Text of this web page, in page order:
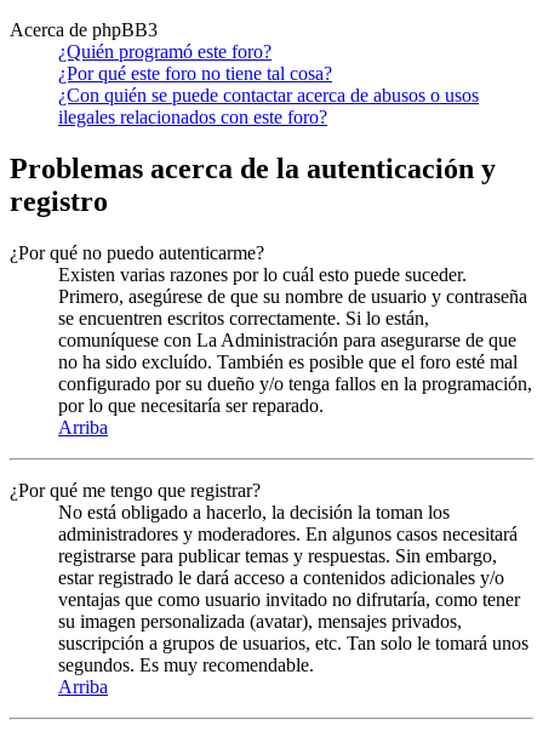
Acerca de phpBB3
¿Quién programó este foro?
¿Por qué este foro no tiene tal cosa?
¿Con quién se puede contactar acerca de abusos o usos
ilegales relacionados con este foro?
Problemas acerca de la autenticación y
registro
¿Por qué no puedo autenticarme?
Existen varias razones por lo cuál esto puede suceder.
Primero, asegúrese de que su nombre de usuario y contraseña
se encuentren escritos correctamente. Si lo están,
comuníquese con La Administración para asegurarse de que
no ha sido excluído. También es posible que el foro esté mal
configurado por su dueño y/o tenga fallos en la programación,
por lo que necesitaría ser reparado.
Arriba
¿Por qué me tengo que registrar?
No está obligado a hacerlo, la decisión la toman los
administradores y moderadores. En algunos casos necesitará
registrarse para publicar temas y respuestas. Sin embargo,
estar registrado le dará acceso a contenidos adicionales y/o
ventajas que como usuario invitado no difrutaría, como tener
su imagen personalizada (avatar), mensajes privados,
suscripción a grupos de usuarios, etc. Tan solo le tomará unos
segundos. Es muy recomendable.
Arriba